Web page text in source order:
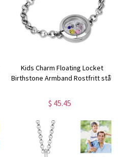
Kids Charm Floating Locket
Birthstone Armband Rostfritt stål
$ 45.45